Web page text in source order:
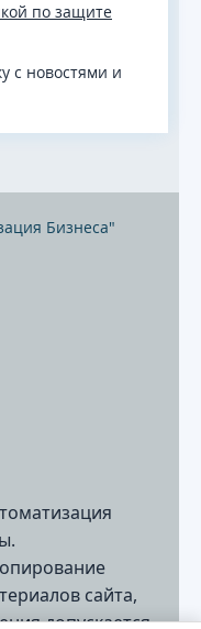
по защите
с новостями и
Бизнеса"
сайта,
допускается